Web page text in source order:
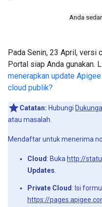
Anda
Pada Senin, 23 April, versi
Portal siap Anda gunakan.
menerapkan update
cloud publik?
Catatan: Hubungi
atau masalah.
Mendaftar untuk menerima
Cloud : Buka http://
Updates
Private Cloud : Isi
https://